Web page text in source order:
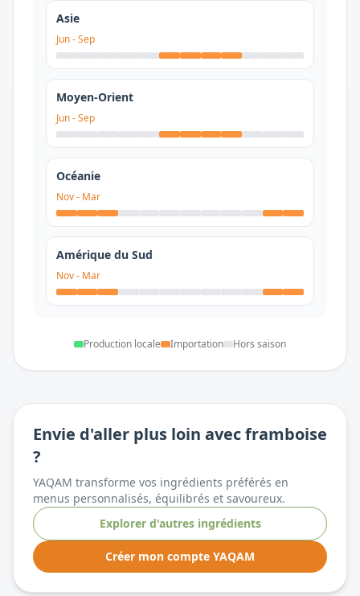
Asie
Jun-Sep
Moyen-Orient
Jun-Sep
Océanie
Nov- Mar
Amérique du Sud
Nov- Mar
Production locale Importation Hors saison
Envie d'aller plus loin avecframboise
?
YAQAM transforme vos ingrédients préférés en
menus personnalisés, équilibrés et savoureux.
Explorer d'autres ingrédients
Créer mon compte YAQAM